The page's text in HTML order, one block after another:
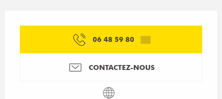
06 48 59 80 ▒▒
CONTACTEZ-NOUS